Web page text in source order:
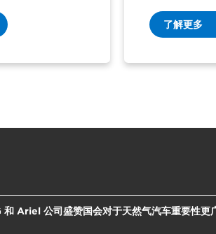
了解更多
和 Ariel 公司盛赞国会对于天然气汽车重要性更